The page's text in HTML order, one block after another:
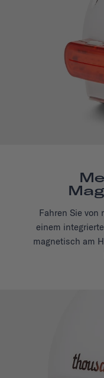
Fahren Sie von
einem
magnetisch am